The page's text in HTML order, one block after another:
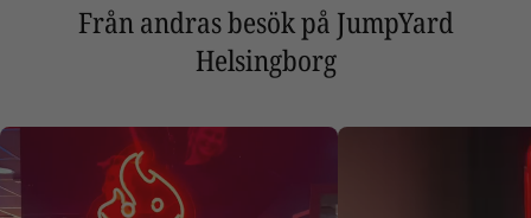
Från andras besök på JumpYard
Helsingborg